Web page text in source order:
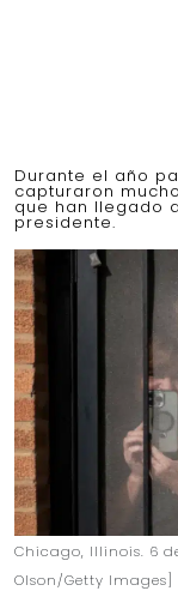
Durante el año
capturaron
que han llegado
presidente.
Chicago, Illinois. 6
Olson/Getty Images]